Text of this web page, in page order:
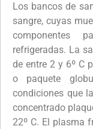
Los bancos de
sangre, cuyas
componentes
refrigeradas. La
de entre 2 y 6º C
o paquete
condiciones que
concentrado
22º C. El plasma